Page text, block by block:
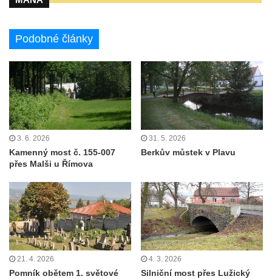
Podobné články
3. 6. 2026
Kamenný most č. 155-007
přes Malši u Římova
31. 5. 2026
Berkův můstek v Plavu
21. 4. 2026
Pomník obětem 1. světové
4. 3. 2026
Silniční most přes Lužický